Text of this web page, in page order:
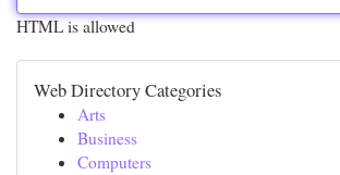
HTML is allowed
Web Directory Categories
Arts
Business
Computers